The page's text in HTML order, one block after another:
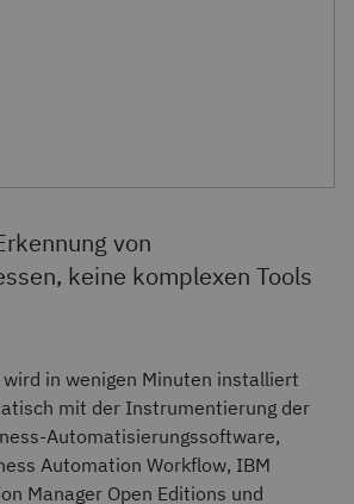
von
keine komplexen Tools
in wenigen Minuten installiert
mit der Instrumentierung der
Automatisierungssoftware,
Automation Workflow, IBM
Manager Open Editions und